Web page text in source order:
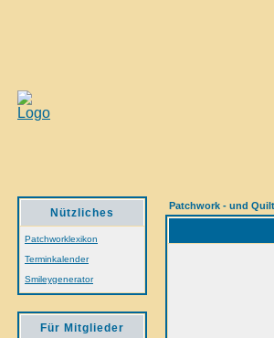
Nützliches
Patchworklexikon
Terminkalender
Smileygenerator
Für Mitglieder
Patchwork - und